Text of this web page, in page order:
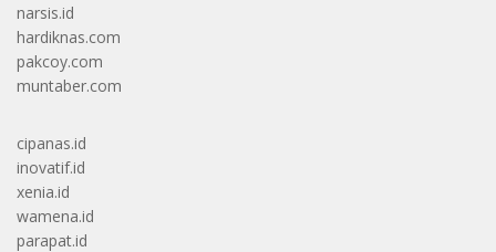
narsis.id
hardiknas.com
pakcoy.com
muntaber.com
cipanas.id
inovatif.id
xenia.id
wamena.id
parapat.id